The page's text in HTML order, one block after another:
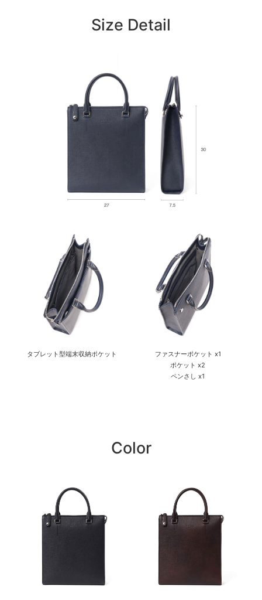
Size Detail
タブレット型端末収納ポケット
ファスナーポケット x1
ポケット x2
ペンさし x1
Color